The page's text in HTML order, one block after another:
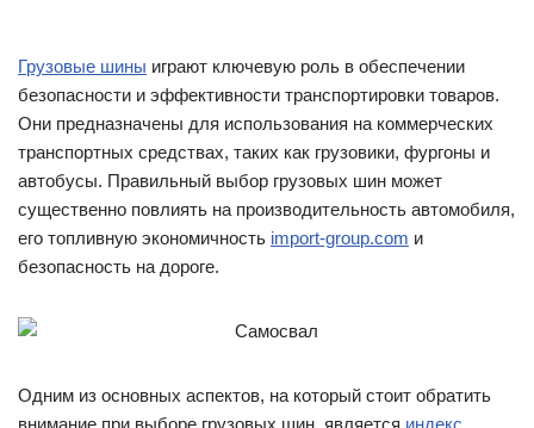
Грузовые шины играют ключевую роль в обеспечении
безопасности и эффективности транспортировки товаров.
Они предназначены для использования на коммерческих
транспортных средствах, таких как грузовики, фургоны и
автобусы. Правильный выбор грузовых шин может
существенно повлиять на производительность автомобиля,
его топливную экономичность import-group.com и
безопасность на дороге.
Одним из основных аспектов, на который стоит обратить
внимание при выборе грузовых шин, является индекс